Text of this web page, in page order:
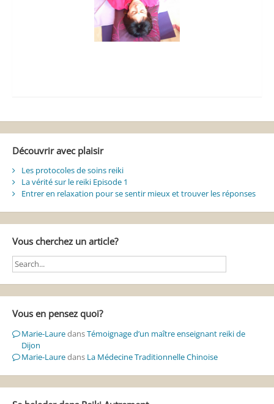
Découvrir avec plaisir
Les protocoles de soins reiki
La vérité sur le reiki Episode 1
Entrer en relaxation pour se sentir mieux et trouver les réponses
Vous cherchez un article?
Vous en pensez quoi?
Marie-LauredansTémoignage d’un maître enseignant reiki de
Dijon
Marie-Lauredans La Médecine Traditionnelle Chinoise